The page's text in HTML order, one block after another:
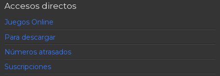
Accesos directos
Juegos Online
Para descargar
Números atrasados
Suscripciones